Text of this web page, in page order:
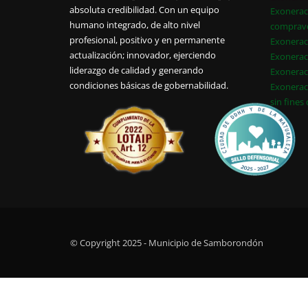
absoluta credibilidad. Con un equipo
humano integrado, de alto nivel
profesional, positivo y en permanente
actualización; innovador, ejerciendo
liderazgo de calidad y generando
condiciones básicas de gobernabilidad.
sin fines
© Copyright 2025 - Municipio de Samborondón